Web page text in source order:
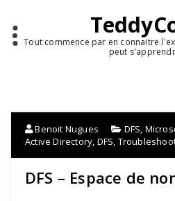
Tout commence par en connaitre
peut
Benoit Nugues DFS
Active Directory DFS
DFS – Espace de